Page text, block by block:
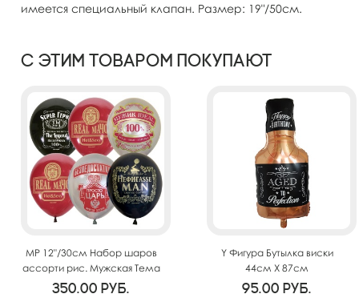
имеется специальный клапан. Размер: 19"/50см.
С этим товаром покупают
MP 12"/30см Набор шаров
ассорти рис. Мужская Тема
25шт
350.00 руб.
Y Фигура Бутылка виски
44см Х 87см
95.00 руб.